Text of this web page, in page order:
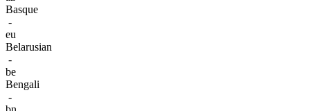
Basque
-
eu
Belarusian
-
be
Bengali
-